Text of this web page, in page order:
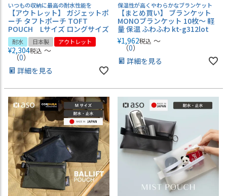
いつもの収納に最高の耐水性能を
【アウトレット】 ガジェットポ
ーチ タフトポーチ TOFT
POUCH Lサイズ ロングサイズ
耐水 日本製 アウトレット
¥2,304税込 〜
（0）
詳細を見る
保温性が高くやわらかなブランケット
【まとめ買い】 ブランケット
MONOブランケット 10枚～ 軽
量 保温 ふわふわ kt-g312lot
¥1,962税込 〜
（0）
詳細を見る